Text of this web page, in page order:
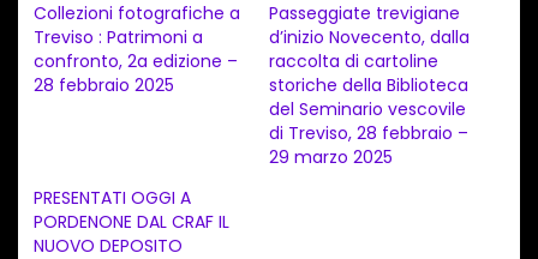
a
m
e
o
i
Collezioni fotografiche a
Treviso : Patrimoni a
confronto, 2a edizione –
28 febbraio 2025
Passeggiate trevigiane
d’inizio Novecento, dalla
raccolta di cartoline
storiche della Biblioteca
del Seminario vescovile
di Treviso, 28 febbraio –
29 marzo 2025
PRESENTATI OGGI A
PORDENONE DAL CRAF IL
NUOVO DEPOSITO